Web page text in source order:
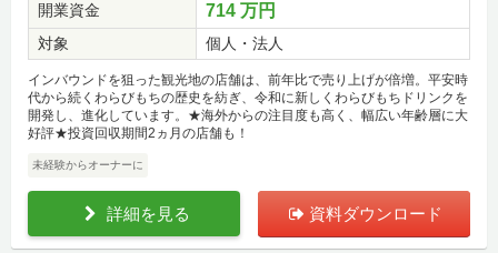
開業資金
714 万円
対象 個人・法人
インバウンドを狙った観光地の店舗は、前年比で売り上げが倍増。平安時
代から続くわらびもちの歴史を紡ぎ、令和に新しくわらびもちドリンクを
開発し、進化しています。★海外からの注目度も高く、幅広い年齢層に大
好評★投資回収期間2ヵ月の店舗も！
未経験からオーナーに
詳細を見る 資料ダウンロード